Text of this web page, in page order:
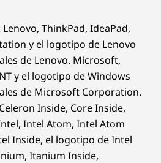
ThinkPad, IdeaPad,
y el logotipo de Lenovo
de Lenovo. Microsoft,
y el logotipo de Windows
de Microsoft Corporation.
Inside, Core Inside,
Intel Atom, Intel Atom
Inside, el logotipo de Intel
Itanium Inside,